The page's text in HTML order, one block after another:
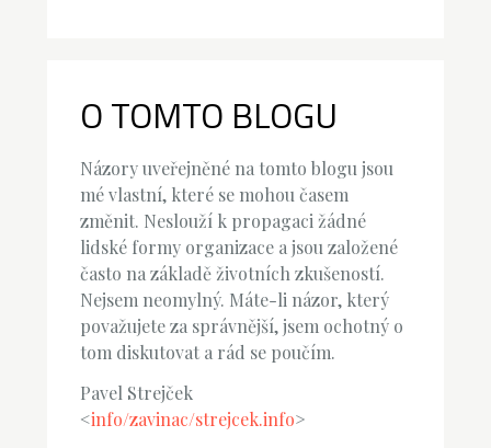
O TOMTO BLOGU
Názory uveřejněné na tomto blogu jsou
mé vlastní, které se mohou časem
změnit. Neslouží k propagaci žádné
lidské formy organizace a jsou založené
často na základě životních zkušeností.
Nejsem neomylný. Máte-li názor, který
považujete za správnější, jsem ochotný o
tom diskutovat a rád se poučím.
Pavel Strejček
<info/zavinac/strejcek.info>